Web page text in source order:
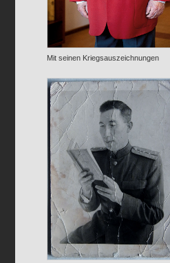
Mit seinen Kriegsauszeichnungen